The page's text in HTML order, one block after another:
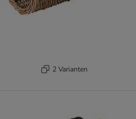
2 Varianten